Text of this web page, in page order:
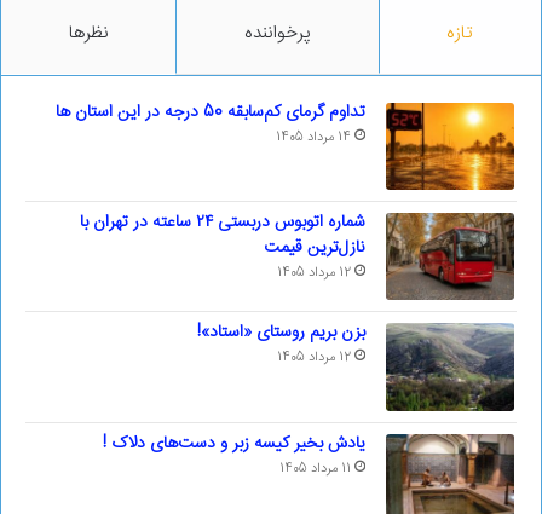
تازه پرخواننده نظرها
تداوم گرمای کم‌سابقه 50 درجه در این استان ها
14 مرداد 1405
شماره اتوبوس دربستی ۲۴ ساعته در تهران با
نازل‌ترین قیمت
12 مرداد 1405
بزن بریم روستای «استاد»!
12 مرداد 1405
یادش بخیر کیسه‌ زبر و دست‌های دلاک !
11 مرداد 1405